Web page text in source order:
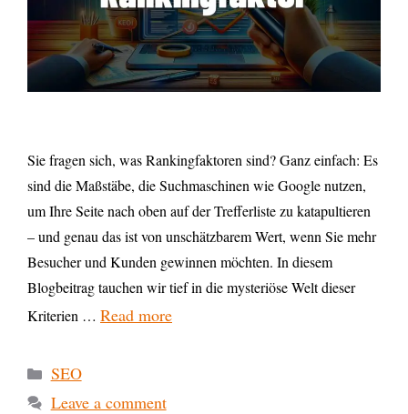
Sie fragen sich, was Rankingfaktoren sind? Ganz einfach: Es
sind die Maßstäbe, die Suchmaschinen wie Google nutzen,
um Ihre Seite nach oben auf der Trefferliste zu katapultieren
– und genau das ist von unschätzbarem Wert, wenn Sie mehr
Besucher und Kunden gewinnen möchten. In diesem
Blogbeitrag tauchen wir tief in die mysteriöse Welt dieser
Kriterien … Read more
SEO
Leave a comment